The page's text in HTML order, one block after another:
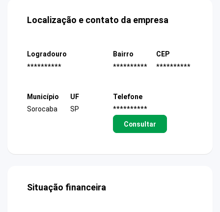
Localização e contato da empresa
Logradouro
**********
Bairro
**********
CEP
**********
Município
Sorocaba
UF
SP
Telefone
**********
Consultar
Situação financeira